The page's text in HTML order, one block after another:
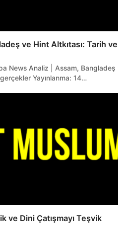
ve Hint Altkıtası: Tarih ve
News Analiz | Assam, Bangladeş
Yayınlanma: 14…
ve Dini Çatışmayı Teşvik